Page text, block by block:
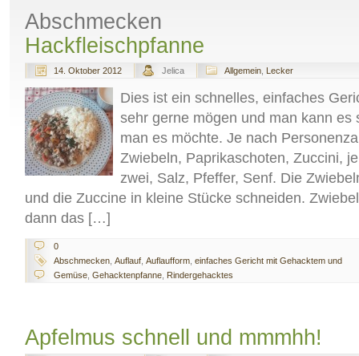
Abschmecken
Hackfleischpfanne
14. Oktober 2012 Jelica Allgemein Lecker
Dies ist ein schnelles, einfaches
sehr gerne mögen und man kann es
man es möchte. Je nach
Zwiebeln, Paprikaschoten, Zuccini,
zwei, Salz, Pfeffer, Senf. Die
und die Zuccine in kleine Stücke schneiden.
dann das […]
0
Abschmecken Auflauf Auflaufform einfaches Gericht mit Gehacktem und
Gemüse Gehacktenpfanne Rindergehacktes
Apfelmus schnell und mmmhh!